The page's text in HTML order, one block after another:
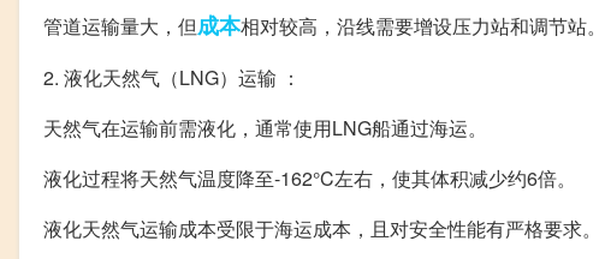
管道运输量大，但成本相对较高，沿线需要增设压力站和调节站。
2. 液化天然气（LNG）运输 ：
天然气在运输前需液化，通常使用LNG船通过海运。
液化过程将天然气温度降至-162°C左右，使其体积减少约6倍。
液化天然气运输成本受限于海运成本，且对安全性能有严格要求。